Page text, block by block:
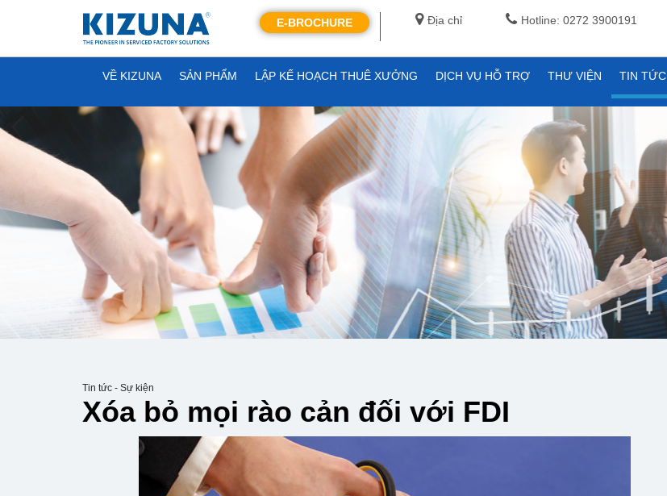
Địa chỉ Hotline: 0272 3900191
E-BROCHURE
VỀ KIZUNA SẢN PHẨM LẬP KẾ HOẠCH THUÊ XƯỞNG DỊCH VỤ HỖ TRỢ THƯ VIỆN TIN TỨC
Tin tức - Sự kiện
Xóa bỏ mọi rào cản đối với FDI